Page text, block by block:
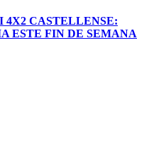
4X2 CASTELLENSE:
ESTE FIN DE SEMANA